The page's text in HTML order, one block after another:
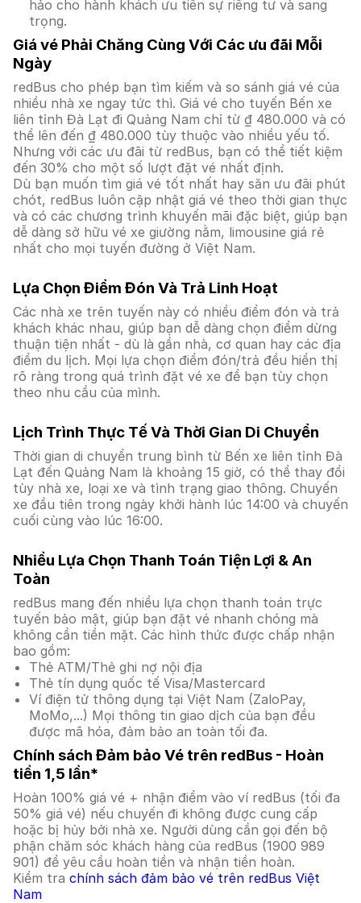
hảo cho hành khách ưu tiên sự riêng tư và sang
trọng.
Giá vé Phải Chăng Cùng Với Các ưu đãi Mỗi
Ngày
redBus cho phép bạn tìm kiếm và so sánh giá vé của
nhiều nhà xe ngay tức thì. Giá vé cho tuyến Bến xe
liên tỉnh Đà Lạt đi Quảng Nam chỉ từ ₫ 480.000 và có
thể lên đến ₫ 480.000 tùy thuộc vào nhiều yếu tố.
Nhưng với các ưu đãi từ redBus, bạn có thể tiết kiệm
đến 30% cho một số lượt đặt vé nhất định.
Dù bạn muốn tìm giá vé tốt nhất hay săn ưu đãi phút
chót, redBus luôn cập nhật giá vé theo thời gian thực
và có các chương trình khuyến mãi đặc biệt, giúp bạn
dễ dàng sở hữu vé xe giường nằm, limousine giá rẻ
nhất cho mọi tuyến đường ở Việt Nam.
Lựa Chọn Điểm Đón Và Trả Linh Hoạt
Các nhà xe trên tuyến này có nhiều điểm đón và trả
khách khác nhau, giúp bạn dễ dàng chọn điểm dừng
thuận tiện nhất - dù là gần nhà, cơ quan hay các địa
điểm du lịch. Mọi lựa chọn điểm đón/trả đều hiển thị
rõ ràng trong quá trình đặt vé xe để bạn tùy chọn
theo nhu cầu của mình.
Lịch Trình Thực Tế Và Thời Gian Di Chuyển
Thời gian di chuyển trung bình từ Bến xe liên tỉnh Đà
Lạt đến Quảng Nam là khoảng 15 giờ, có thể thay đổi
tùy nhà xe, loại xe và tình trạng giao thông. Chuyến
xe đầu tiên trong ngày khởi hành lúc 14:00 và chuyến
cuối cùng vào lúc 16:00.
Nhiều Lựa Chọn Thanh Toán Tiện Lợi & An
Toàn
redBus mang đến nhiều lựa chọn thanh toán trực
tuyến bảo mật, giúp bạn đặt vé nhanh chóng mà
không cần tiền mặt. Các hình thức được chấp nhận
bao gồm:
Thẻ ATM/Thẻ ghi nợ nội địa
Thẻ tín dụng quốc tế Visa/Mastercard
Ví điện tử thông dụng tại Việt Nam (ZaloPay,
MoMo,...) Mọi thông tin giao dịch của bạn đều
được mã hóa, đảm bảo an toàn tối đa.
Chính sách Đảm bảo Vé trên redBus - Hoàn
tiền 1,5 lần*
Hoàn 100% giá vé + nhận điểm vào ví redBus (tối đa
50% giá vé) nếu chuyến đi không được cung cấp
hoặc bị hủy bởi nhà xe. Người dùng cần gọi đến bộ
phận chăm sóc khách hàng của redBus (1900 989
901) để yêu cầu hoàn tiền và nhận tiền hoàn.
Kiểm tra chính sách đảm bảo vé trên redBus Việt
Nam